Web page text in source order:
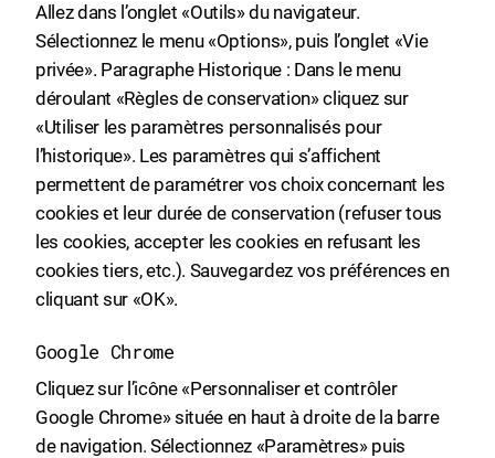
Allez dans l’onglet «Outils» du navigateur.
Sélectionnez le menu «Options», puis l’onglet «Vie
privée». Paragraphe Historique : Dans le menu
déroulant «Règles de conservation» cliquez sur
«Utiliser les paramètres personnalisés pour
l’historique». Les paramètres qui s’affichent
permettent de paramétrer vos choix concernant les
cookies et leur durée de conservation (refuser tous
les cookies, accepter les cookies en refusant les
cookies tiers, etc.). Sauvegardez vos préférences en
cliquant sur «OK».
Google Chrome
Cliquez sur l’icône «Personnaliser et contrôler
Google Chrome» située en haut à droite de la barre
de navigation. Sélectionnez «Paramètres» puis